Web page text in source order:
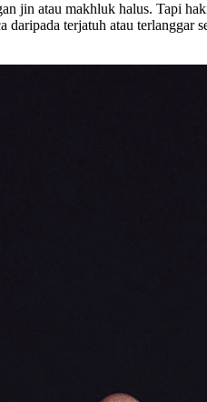
jin atau makhluk halus. Tapi
terjatuh atau